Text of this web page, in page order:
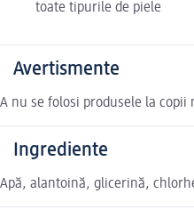
toate tipurile de piele
Avertismente
A nu se folosi produsele la copii
Ingrediente
Apă, alantoină, glicerină,